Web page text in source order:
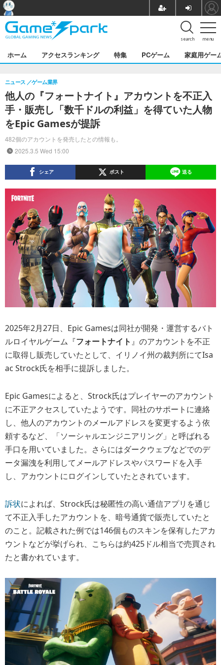
menu
search
ホーム アクセスランキング 特集 PCゲーム 家庭用ゲー
他人の『フォートナイト』アカウントを不正入
手・販売し「数千ドルの利益」を得ていた人物
をEpic Gamesが提訴
482個のアカウントを発売したとの情報も。
ニュース ゲーム業界
2025.3.5 Wed 15:00
シェア ポスト 送る
2025年2月27日、Epic Gamesは同社が開発・運営するバト
ルロイヤルゲーム『フォートナイト 』のアカウントを不正
に取得し販売していたとして、イリノイ州の裁判所にてIsa
ac Strock氏を相手に提訴しました。
Epic Gamesによると、Strock氏はプレイヤーのアカウント
に不正アクセスしていたようです。同社のサポートに連絡
し、他人のアカウントのメールアドレスを変更するよう依
頼するなど、「ソーシャルエンジニアリング」と呼ばれる
手口を用いていました。さらにはダークウェブなどでのデ
ータ漏洩を利用してメールアドレスやパスワードを入手
し、アカウントにログインしていたとされています。
訴状によれば、Strock氏は秘匿性の高い通信アプリを通じ
て不正入手したアカウントを、暗号通貨で販売していたと
のこと。記載された例では146個ものスキンを保有したアカ
ウントなどが挙げられ、こちらは約425ドル相当で売買され
たと書かれています。